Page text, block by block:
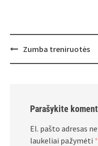
PostZumba treniruotės
Parašykite
El. pašto adresas
laukeliai pažymėti *